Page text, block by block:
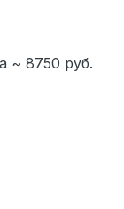
~ 8750 руб.